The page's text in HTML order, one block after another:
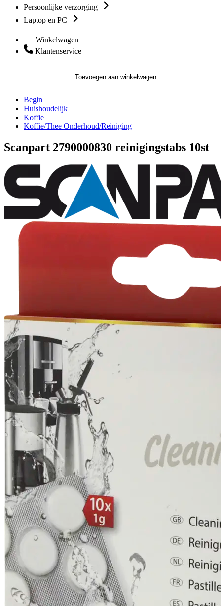
Persoonlijke verzorging
Laptop en PC
Winkelwagen
Klantenservice
Toevoegen aan winkelwagen
Begin
Huishoudelijk
Koffie
Koffie/Thee Onderhoud/Reiniging
Scanpart 2790000830 reinigingstabs 10st